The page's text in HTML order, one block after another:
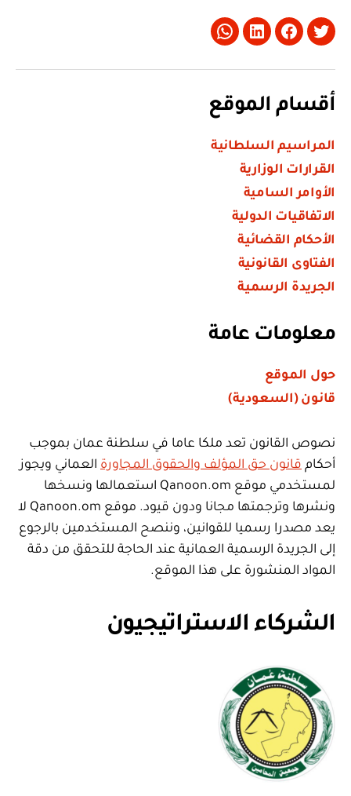
Twitter
Facebook
LinkedIn
Whatsapp
أقسام الموقع
المراسيم السلطانية
القرارات الوزارية
الأوامر السامية
الاتفاقيات الدولية
الأحكام القضائية
الفتاوى القانونية
الجريدة الرسمية
معلومات عامة
حول الموقع
قانون (السعودية)
نصوص القانون تعد ملكا عاما في سلطنة عمان بموجب
أحكام قانون حق المؤلف والحقوق المجاورة العماني ويجوز
لمستخدمي موقع Qanoon.om استعمالها ونسخها
ونشرها وترجمتها مجانا ودون قيود. موقع Qanoon.om لا
يعد مصدرا رسميا للقوانين، وننصح المستخدمين بالرجوع
إلى الجريدة الرسمية العمانية عند الحاجة للتحقق من دقة
المواد المنشورة على هذا الموقع.
الشركاء الاستراتيجيون